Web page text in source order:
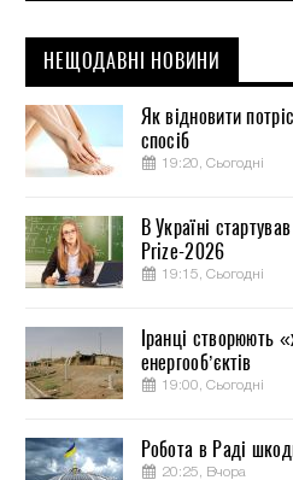
НЕЩОДАВНІ НОВИНИ
Як відновити
спосіб
19:20, Сьогодні
В Україні
Prize-2026
19:15, Сьогодні
Іранці створюють
енергооб’єктів
19:00, Сьогодні
Робота в Раді
20:25, Вчора